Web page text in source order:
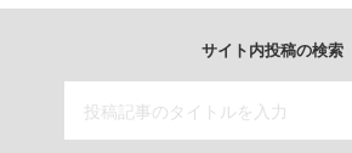
サイト内投稿の検索